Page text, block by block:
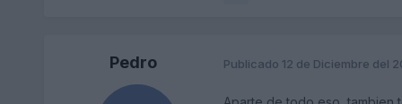
Pedro Publicado 12 de Diciembre del